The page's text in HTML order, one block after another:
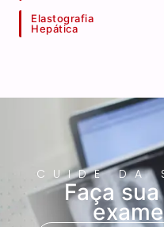
Elastografia
Hepática
CUIDE DA
Faça